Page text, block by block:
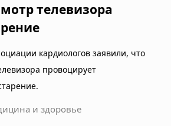
телевизора
кардиологов заявили, что
провоцирует
и здоровье